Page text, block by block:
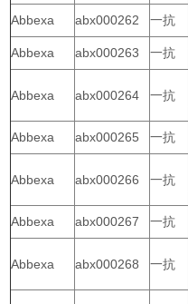
Abbexa abx000262 一抗
Abbexa abx000263 一抗
Abbexa abx000264 一抗
Abbexa abx000265 一抗
Abbexa abx000266 一抗
Abbexa abx000267 一抗
Abbexa abx000268 一抗